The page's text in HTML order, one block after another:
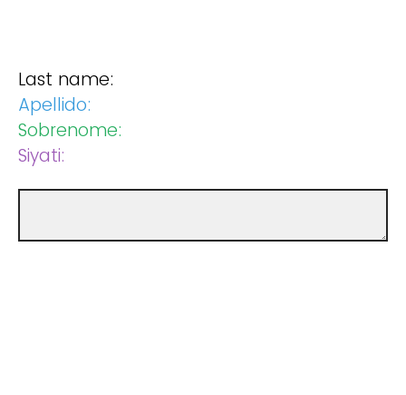
Last name:
Apellido:
Sobrenome:
Siyati: